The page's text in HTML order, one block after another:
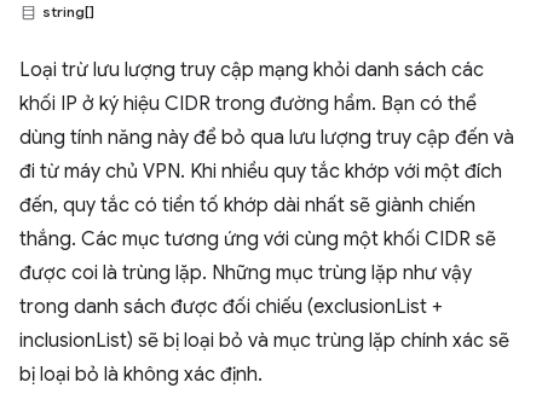
string[]
Loại trừ lưu lượng truy cập mạng khỏi danh sách các
khối IP ở ký hiệu CIDR trong đường hầm. Bạn có thể
dùng tính năng này để bỏ qua lưu lượng truy cập đến và
đi từ máy chủ VPN. Khi nhiều quy tắc khớp với một đích
đến, quy tắc có tiền tố khớp dài nhất sẽ giành chiến
thắng. Các mục tương ứng với cùng một khối CIDR sẽ
được coi là trùng lặp. Những mục trùng lặp như vậy
trong danh sách được đối chiếu (exclusionList +
inclusionList) sẽ bị loại bỏ và mục trùng lặp chính xác sẽ
bị loại bỏ là không xác định.